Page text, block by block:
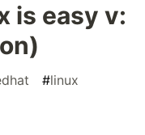
is easy v:
#linux